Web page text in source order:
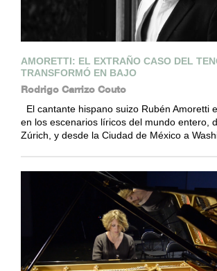
AMORETTI: EL EXTRAÑO CASO DEL
TRANSFORMÓ EN BAJO
Rodrigo Carrizo Couto
El cantante hispano suizo Rubén Amoretti
en los escenarios líricos del mundo entero,
Zúrich, y desde la Ciudad de México a